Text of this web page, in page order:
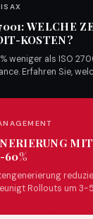
WELCHE
KOSTEN?
weniger als ISO
Erfahren Sie,
60%
Rollouts um 3-5